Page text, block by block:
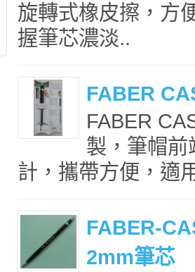
旋轉式橡皮擦，方
握筆芯濃淡..
FABER
FABER
製，筆帽
計，攜帶方便，適
FABER-
2mm筆芯